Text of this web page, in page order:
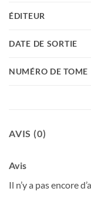
ÉDITEUR
DATE DE SORTIE
NUMÉRO DE TOME
AVIS (0)
Avis
Il n’y a pas encore